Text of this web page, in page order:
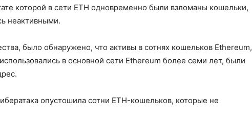
которой в сети ETH одновременно были взломаны кошельки,
неактивными.
было обнаружено, что активы в сотнях кошельков Ethereum,
в основной сети Ethereum более семи лет, были
опустошила сотни ETH-кошельков, которые не